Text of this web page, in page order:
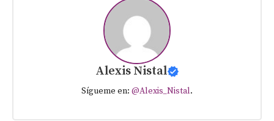
Alexis Nistal
Sígueme en: @Alexis_Nistal.